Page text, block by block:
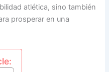
atlética, sino también
prosperar en una